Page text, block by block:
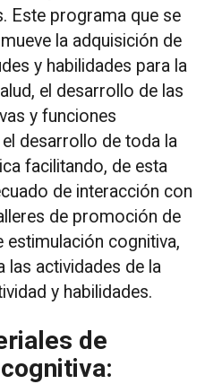
Este programa que se
la adquisición de
y habilidades para la
el desarrollo de las
y funciones
desarrollo de toda la
facilitando, de esta
de interacción con
de promoción de
estimulación cognitiva,
las actividades de la
y habilidades.
de